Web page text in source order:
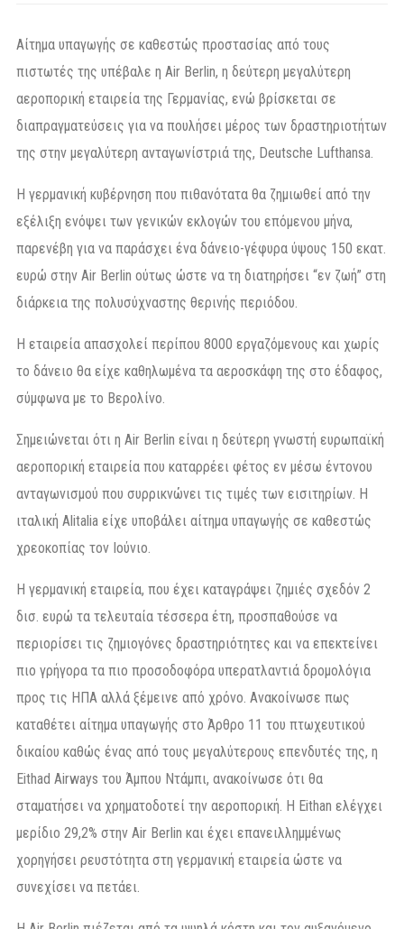
Αίτημα υπαγωγής σε καθεστώς προστασίας από τους
πιστωτές της υπέβαλε η Air Berlin, η δεύτερη μεγαλύτερη
αεροπορική εταιρεία της Γερμανίας, ενώ βρίσκεται σε
διαπραγματεύσεις για να πουλήσει μέρος των δραστηριοτήτων
της στην μεγαλύτερη ανταγωνίστριά της, Deutsche Lufthansa.
Η γερμανική κυβέρνηση που πιθανότατα θα ζημιωθεί από την
εξέλιξη ενόψει των γενικών εκλογών του επόμενου μήνα,
παρενέβη για να παράσχει ένα δάνειο-γέφυρα ύψους 150 εκατ.
ευρώ στην Air Berlin ούτως ώστε να τη διατηρήσει “εν ζωή” στη
διάρκεια της πολυσύχναστης θερινής περιόδου.
Η εταιρεία απασχολεί περίπου 8000 εργαζόμενους και χωρίς
το δάνειο θα είχε καθηλωμένα τα αεροσκάφη της στο έδαφος,
σύμφωνα με το Βερολίνο.
Σημειώνεται ότι η Air Berlin είναι η δεύτερη γνωστή ευρωπαϊκή
αεροπορική εταιρεία που καταρρέει φέτος εν μέσω έντονου
ανταγωνισμού που συρρικνώνει τις τιμές των εισιτηρίων. Η
ιταλική Alitalia είχε υποβάλει αίτημα υπαγωγής σε καθεστώς
χρεοκοπίας τον Ιούνιο.
Η γερμανική εταιρεία, που έχει καταγράψει ζημιές σχεδόν 2
δισ. ευρώ τα τελευταία τέσσερα έτη, προσπαθούσε να
περιορίσει τις ζημιογόνες δραστηριότητες και να επεκτείνει
πιο γρήγορα τα πιο προσοδοφόρα υπερατλαντιά δρομολόγια
προς τις ΗΠΑ αλλά ξέμεινε από χρόνο. Ανακοίνωσε πως
καταθέτει αίτημα υπαγωγής στο Άρθρο 11 του πτωχευτικού
δικαίου καθώς ένας από τους μεγαλύτερους επενδυτές της, η
Eithad Airways του Άμπου Ντάμπι, ανακοίνωσε ότι θα
σταματήσει να χρηματοδοτεί την αεροπορική. Η Eithan ελέγχει
μερίδιο 29,2% στην Air Berlin και έχει επανειλλημμένως
χορηγήσει ρευστότητα στη γερμανική εταιρεία ώστε να
συνεχίσει να πετάει.